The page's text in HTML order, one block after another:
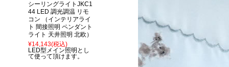
シーリングライトJKC1
44 LED 調光調温 リモ
コン （インテリアライ
ト 間接照明 ペンダント
ライト 天井照明 北欧）
¥14,143(税込)
LED型メイン照明とし
て使って頂けます。